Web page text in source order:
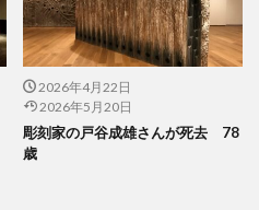
2026年4月22日
2026年5月20日
彫刻家の戸谷成雄さんが死去 78
歳